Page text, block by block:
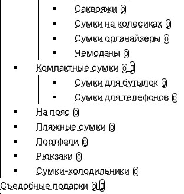
Саквояжи 0
Сумки на колесиках 0
Сумки органайзеры 0
Чемоданы 0
Компактные сумки 0
Сумки для бутылок 0
Сумки для телефонов 0
На пояс 0
Пляжные сумки 0
Портфели 0
Рюкзаки 0
Сумки-холодильники 0
Съедобные подарки 0